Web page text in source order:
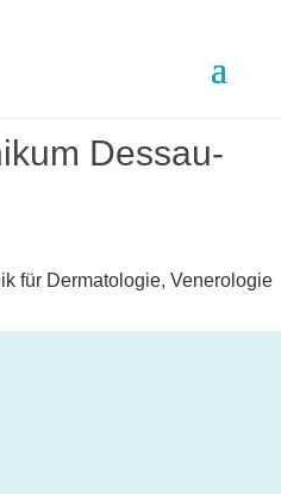
Dessau-
für Dermatologie, Venerologie